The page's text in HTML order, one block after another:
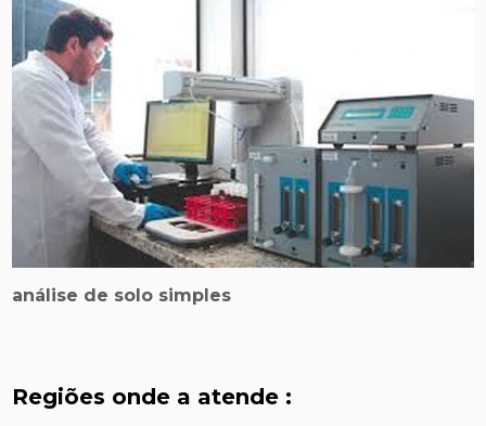
análise de solo simples
Regiões onde a atende :